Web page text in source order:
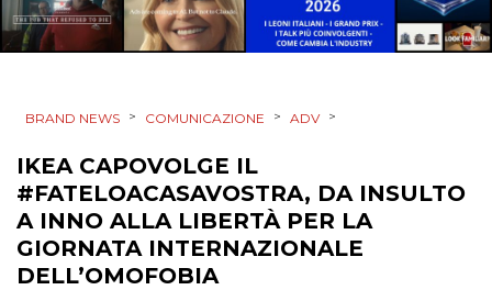
BRAND NEWS > COMUNICAZIONE > ADV >
IKEA CAPOVOLGE IL
#FATELOACASAVOSTRA, DA INSULTO
A INNO ALLA LIBERTÀ PER LA
GIORNATA INTERNAZIONALE
DELL’OMOFOBIA